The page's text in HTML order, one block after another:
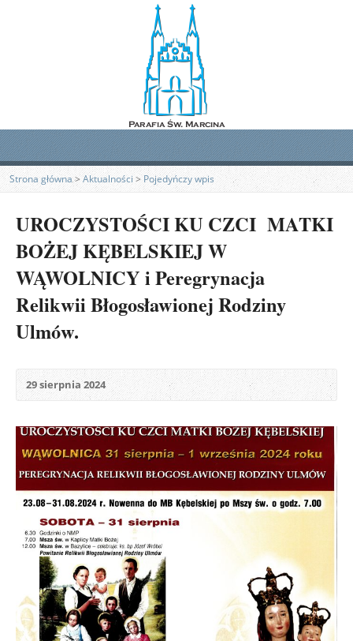
Strona główna> Aktualności > Pojedyńczy wpis
UROCZYSTOŚCI KU CZCI MATKI
BOŻEJ KĘBELSKIEJ W
WĄWOLNICY i Peregrynacja
Relikwii Błogosławionej Rodziny
Ulmów.
29 sierpnia 2024